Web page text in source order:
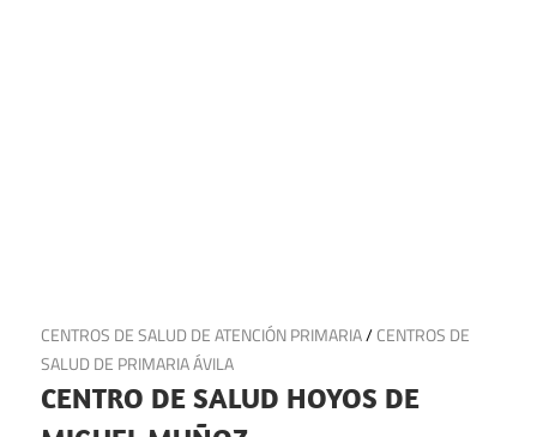
29 de junio de 2025
CENTROS DE SALUD DE ATENCIÓN PRIMARIA/CENTROS DE
SALUD DE PRIMARIA ÁVILA
CENTRO DE SALUD HOYOS DE